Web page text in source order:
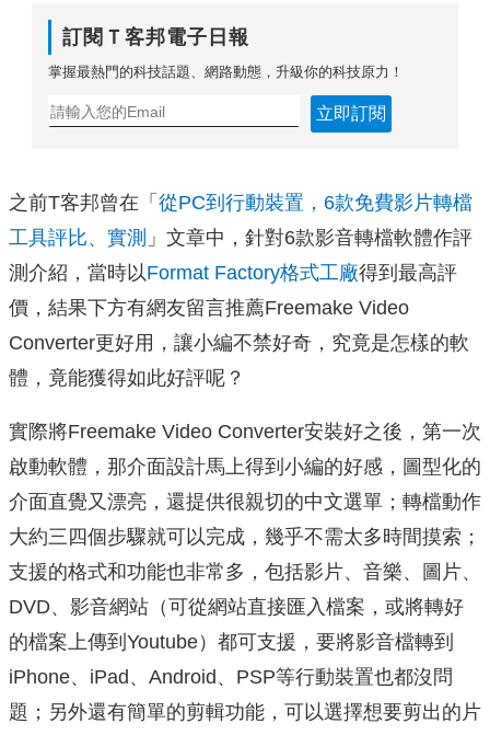
訂閱Ｔ客邦電子日報
掌握最熱門的科技話題、網路動態，升級你的科技原力！
立即訂閱
之前T客邦曾在「 從PC到行動裝置，6款免費影片轉檔
工具評比、實測 」文章中，針對6款影音轉檔軟體作評
測介紹，當時以Format Factory格式工廠得到最高評
價，結果下方有網友留言推薦Freemake Video
Converter更好用，讓小編不禁好奇，究竟是怎樣的軟
體，竟能獲得如此好評呢？
實際將Freemake Video Converter安裝好之後，第一次
啟動軟體，那介面設計馬上得到小編的好感，圖型化的
介面直覺又漂亮，還提供很親切的中文選單；轉檔動作
大約三四個步驟就可以完成，幾乎不需太多時間摸索；
支援的格式和功能也非常多，包括影片、音樂、圖片、
DVD、影音網站（可從網站直接匯入檔案，或將轉好
的檔案上傳到Youtube）都可支援，要將影音檔轉到
iPhone、iPad、Android、PSP等行動裝置也都沒問
題；另外還有簡單的剪輯功能，可以選擇想要剪出的片